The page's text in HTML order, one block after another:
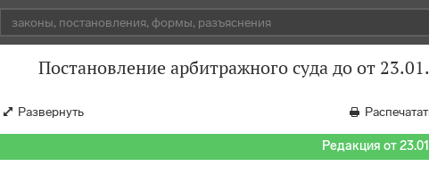
Постановление арбитражного суда до от
Развернуть
Редакция от